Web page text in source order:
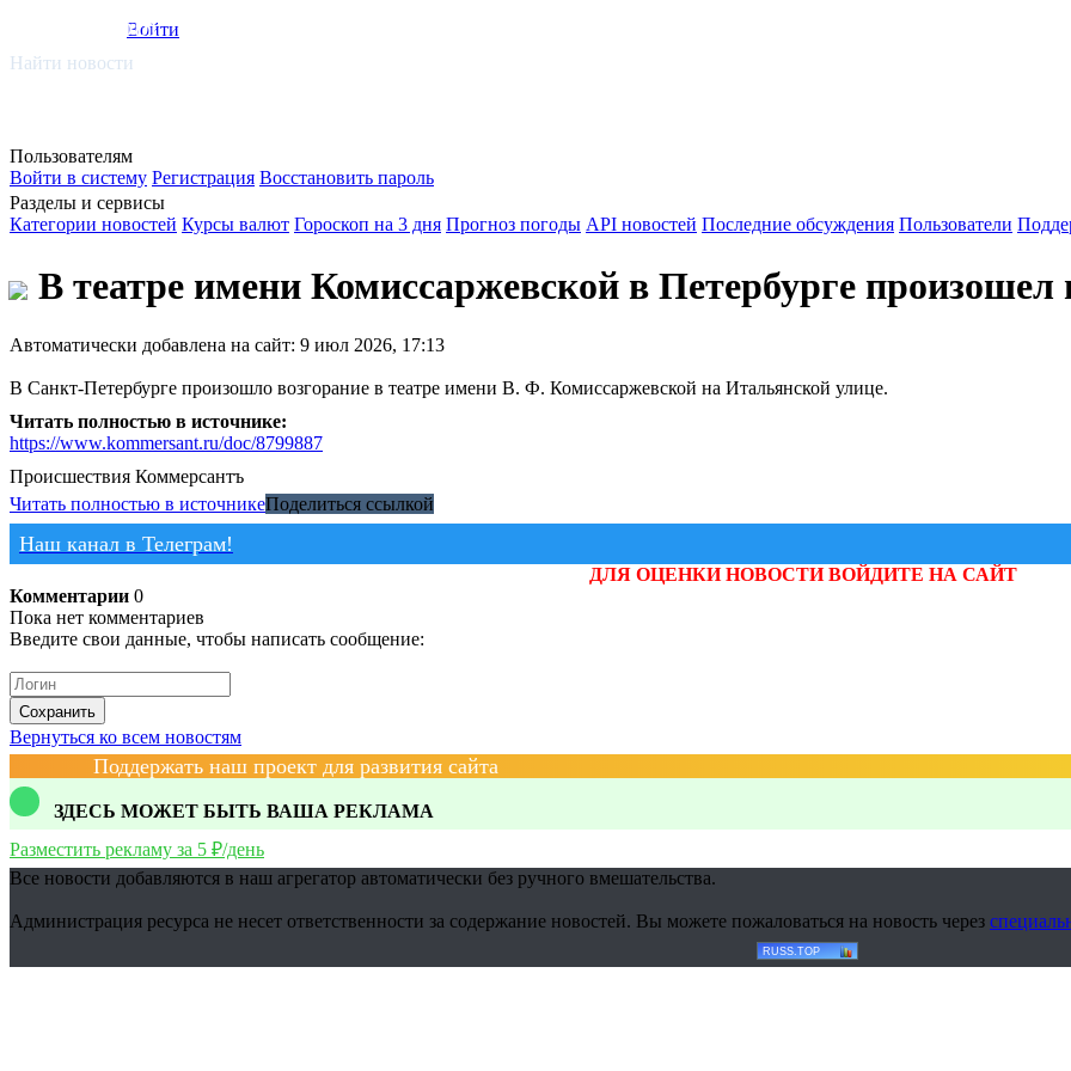
smi.mobi
Войти
Найти новости
Пользователям
Войти в систему Регистрация Восстановить пароль
Разделы и сервисы
Категории новостей Курсы валют Гороскоп на 3 дня Прогноз погоды API новостей Последние обсуждения Пользователи
В театре имени Комиссаржевской в Петербурге произошел
Автоматически добавлена на сайт: 9 июл 2026, 17:13
В Санкт-Петербурге произошло возгорание в театре имени В. Ф. Комиссаржевской на Итальянской улице.
Читать полностью в источнике:
https://www.kommersant.ru/doc/8799887
Происшествия Коммерсантъ
Читать полностью в источникеПоделиться ссылкой
Наш канал в Телеграм!
ДЛЯ ОЦЕНКИ НОВОСТИ ВОЙДИТЕ НА САЙТ
Комментарии 0
Пока нет комментариев
Введите свои данные, чтобы написать сообщение:
Сохранить
Вернуться ко всем новостям
Поддержать наш проект для развития сайта
ЗДЕСЬ МОЖЕТ БЫТЬ ВАША РЕКЛАМА
Разместить рекламу за 5 ₽/день
Все новости добавляются в наш агрегатор автоматически без ручного вмешательства.
Администрация ресурса не несет ответственности за содержание новостей. Вы можете пожаловаться на новость через